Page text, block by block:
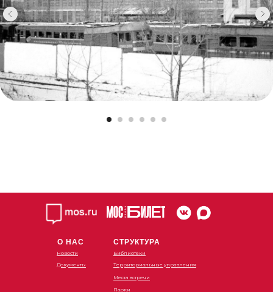
О НАС
Новости
Документы
СТРУКТУРА
Библиотеки
Территориальные управления
Места встречи
Парки